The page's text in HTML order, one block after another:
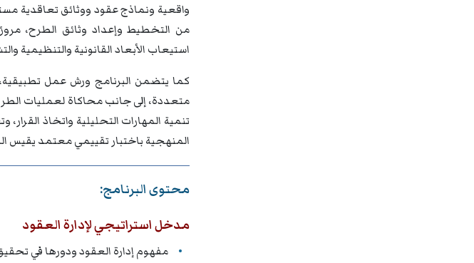
واقعية ونماذج عقود ووثائق تعاقدية
من التخطيط وإعداد وثائق الطرح،
استيعاب الأبعاد القانونية والتنظيمية
كما يتضمن البرنامج ورش عمل
متعددة، إلى جانب محاكاة لعمليات الطرح
تنمية المهارات التحليلية واتخاذ
المنهجية باختبار تقييمي معتمد يقيس
محتوى البرنامج:
مدخل استراتيجي لإدارة العقود
مفهوم إدارة العقود ودورها في